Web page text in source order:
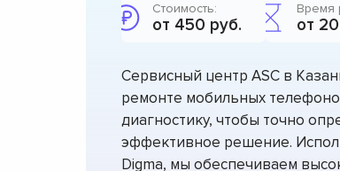
Стоимость:
от 450 руб.
Время
от
Сервисный центр ASC в
ремонте мобильных
диагностику, чтобы точно
эффективное решение.
Digma, мы обеспечиваем